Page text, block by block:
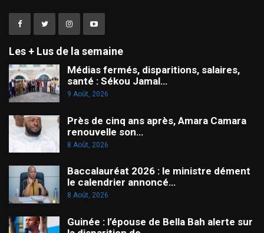
Les + Lus de la semaine
Médias fermés, disparitions, salaires,
santé : Sékou Jamal…
9 Août, 2026
Près de cinq ans après, Amara Camara
renouvelle son…
8 Août, 2026
Baccalauréat 2026 : le ministre dément
le calendrier annoncé…
8 Août, 2026
Guinée : l’épouse de Bella Bah alerte sur